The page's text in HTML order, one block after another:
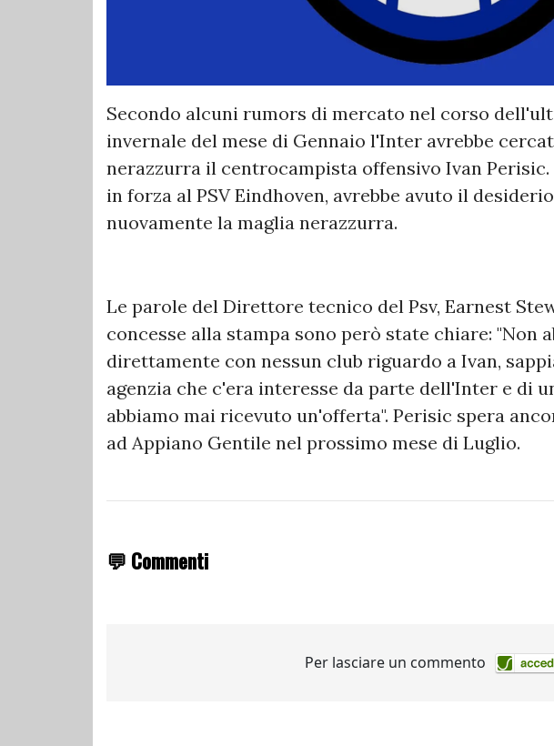
Secondo alcuni rumors di mercato nel corso
invernale del mese di Gennaio l'Inter avrebbe
nerazzurra il centrocampista offensivo Ivan
in forza al PSV Eindhoven, avrebbe avuto il
nuovamente la maglia nerazzurra.
Le parole del Direttore tecnico del Psv, Earnest
concesse alla stampa sono però state chiare: "Non
direttamente con nessun club riguardo a Ivan,
agenzia che c'era interesse da parte dell'Inter e di
abbiamo mai ricevuto un'offerta". Perisic spera
ad Appiano Gentile nel prossimo mese di Luglio.
💬 Commenti